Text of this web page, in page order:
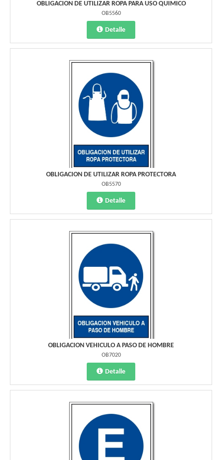
OBLIGACION DE UTILIZAR ROPA PARA USO QUIMICO
OB5560
Detalle
OBLIGACION DE UTILIZAR ROPA PROTECTORA
OB5570
Detalle
OBLIGACION VEHICULO A PASO DE HOMBRE
OB7020
Detalle